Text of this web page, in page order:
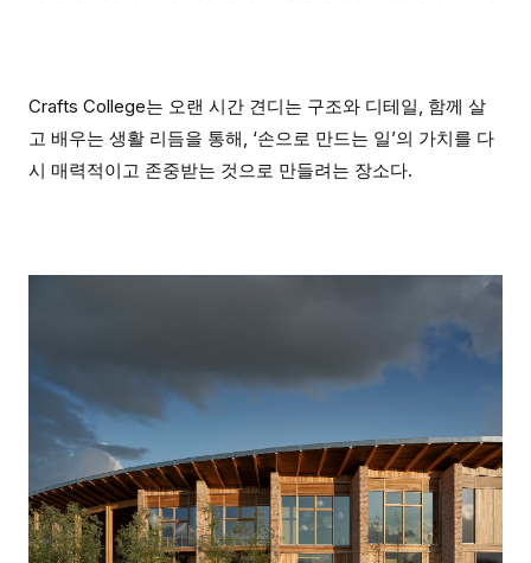
Crafts College는 오랜 시간 견디는 구조와 디테일, 함께 살
고 배우는 생활 리듬을 통해, ‘손으로 만드는 일’의 가치를 다
시 매력적이고 존중받는 것으로 만들려는 장소다.